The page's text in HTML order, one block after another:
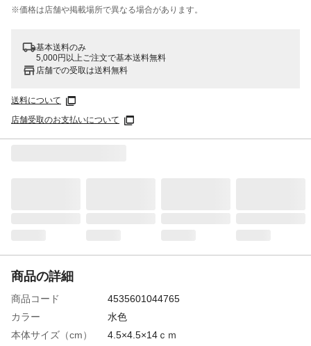
※価格は​店舗や​掲載場所で​異なる​場合が​あります。
基本送料のみ
5,000円以上ご注文で基本送料無料
店舗での受取は送料無料
送料について
店舗受取のお支払いについて
商品の詳細
商品コード
4535601044765
カラー
水色
本体サイズ（cm）
4.5×4.5×14ｃｍ